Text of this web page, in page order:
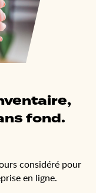
fond.
considéré pour
en ligne.